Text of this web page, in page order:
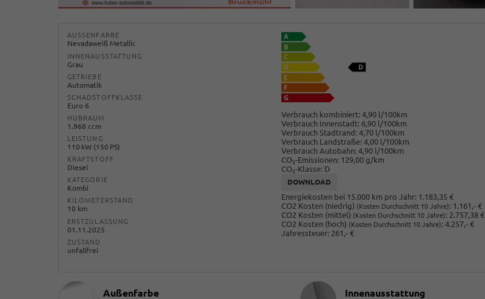
AUSSENFARBE
Nevadaweiß Metallic
INNENAUSSTATTUNG
Grau
GETRIEBE
Automatik
SCHADSTOFFKLASSE
Euro 6
HUBRAUM
1.968 ccm
LEISTUNG
110 kW (150 PS)
KRAFTSTOFF
Diesel
KATEGORIE
Kombi
KILOMETERSTAND
10 km
ERSTZULASSUNG
01.11.2025
ZUSTAND
unfallfrei
Verbrauch kombiniert: 4,90 l/100km
Verbrauch Innenstadt: 6,90 l/100km
Verbrauch Stadtrand: 4,70 l/100km
Verbrauch Landstraße: 4,00 l/100km
Verbrauch Autobahn: 4,90 l/100km
CO2-Emissionen: 129,00 g/km
CO2-Klasse: D
DOWNLOAD
Energiekosten bei 15.000 km pro Jahr: 1.183,35 €
CO2 Kosten (niedrig) (Kosten Durchschnitt 10 Jahre): 1.161,- €
CO2 Kosten (mittel) (Kosten Durchschnitt 10 Jahre): 2.757,38 €
CO2 Kosten (hoch) (Kosten Durchschnitt 10 Jahre): 4.257,- €
Jahressteuer: 261,- €
Außenfarbe
Innenausstattung
Innenausstattung